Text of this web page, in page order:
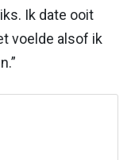
Ik date ooit
voelde alsof ik